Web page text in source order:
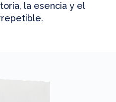
la esencia y el